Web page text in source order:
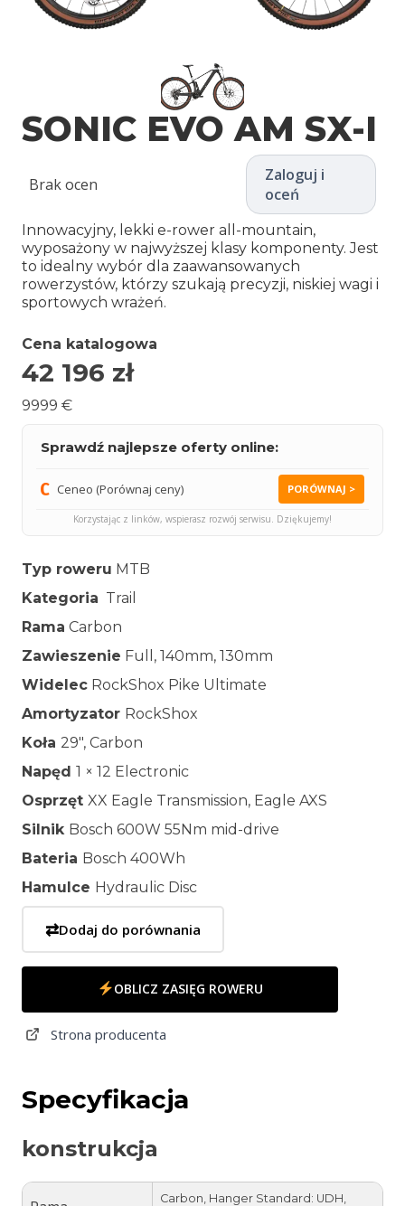
SONIC EVO AM SX-I
Brak ocen
Zaloguj i
oceń
Innowacyjny, lekki e-rower all-mountain,
wyposażony w najwyższej klasy komponenty. Jest
to idealny wybór dla zaawansowanych
rowerzystów, którzy szukają precyzji, niskiej wagi i
sportowych wrażeń.
Cena katalogowa
42 196 zł
9999 €
Sprawdź najlepsze oferty online:
Ceneo (Porównaj ceny) PORÓWNAJ >
Korzystając z linków, wspierasz rozwój serwisu. Dziękujemy!
Typ roweru MTB
Kategoria Trail
Rama Carbon
Zawieszenie Full, 140mm, 130mm
Widelec RockShox Pike Ultimate
Amortyzator RockShox
Koła 29″, Carbon
Napęd 1 × 12 Electronic
Osprzęt XX Eagle Transmission, Eagle AXS
Silnik Bosch 600W 55Nm mid-drive
Bateria Bosch 400Wh
Hamulce Hydraulic Disc
⇄Dodaj do porównania
OBLICZ ZASIĘG ROWERU
Strona producenta
Specyfikacja
konstrukcja
Carbon, Hanger Standard: UDH,